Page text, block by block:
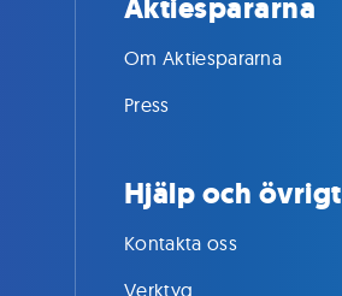
Aktiespararna
Om Aktiespararna
Press
Hjälp och övrigt
Kontakta oss
Verktyg